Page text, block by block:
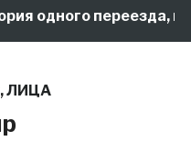
переезда, который
,ЛИЦА